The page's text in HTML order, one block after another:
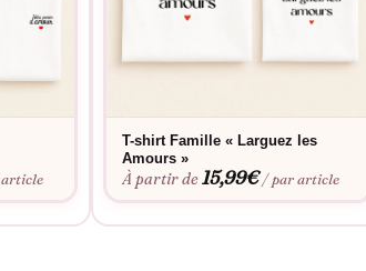
T-shirt Famille « Larguez les
Amours »
À partir de15,99€ / par article